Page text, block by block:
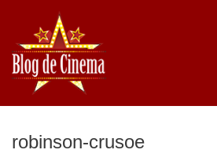
Sari
la
conținut
robinson-crusoe